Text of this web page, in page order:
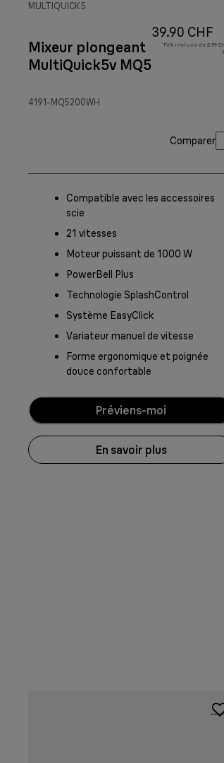
MULTIQUICK 5
Mixeur plongeant
MultiQuick5v MQ5200WH
4191-MQ5200WH
39.90 CHF
TVA incluse de 2.99
Comparer
Compatible avec les accessoires
scie
21 vitesses
Moteur puissant de 1000 W
PowerBell Plus
Technologie SplashControl
Système EasyClick
Variateur manuel de vitesse
Forme ergonomique et poignée
douce confortable
Préviens-moi
En savoir plus